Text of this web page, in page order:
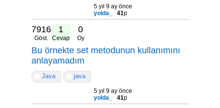
5 yıl 9 ay önce
yolda_
41p
7916
Göst.
1
Cevap
0
Oy
Bu örnekte set metodunun kullanımını
anlayamadım
Java java
5 yıl 9 ay önce
yolda_
41p